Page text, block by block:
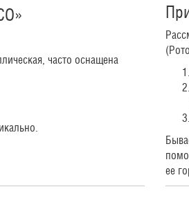
часто оснащена
ее